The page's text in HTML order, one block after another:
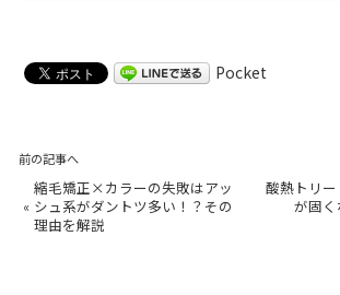
Pocket
前の記事へ
«
縮毛矯正×カラーの失敗はアッ
シュ系がダントツ多い！？その
理由を解説
酸熱トリ
が固